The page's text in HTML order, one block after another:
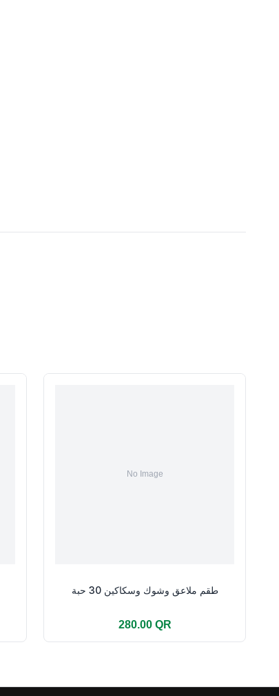
طقم ملاعق وشوك وسكاكين 30 حبة
280.00 QR